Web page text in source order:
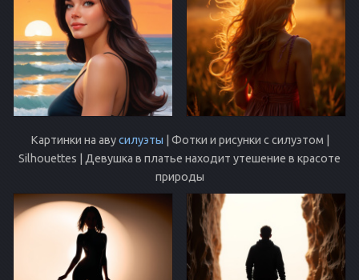
Картинки на авусилуэты | Фотки и рисунки с силуэтом |
Silhouettes | Девушка в платье находит утешение в красоте
природы